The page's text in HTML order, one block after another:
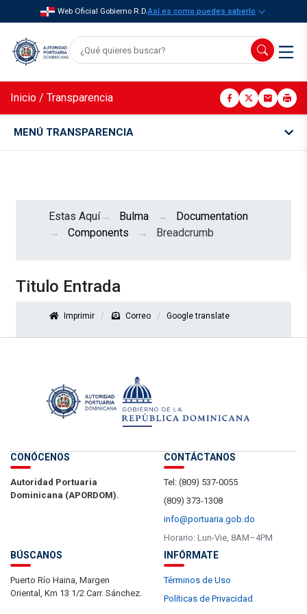
Web Oficial Gobierno R.D.Así es como puedes saberlo
Inicio / Transparencia
MENÚ TRANSPARENCIA
Estas Aquí Bulma
Documentation
Components
Breadcrumb
Titulo Entrada
Imprimir Correo Google translate
CONÓCENOS
Autoridad Portuaria
Dominicana (APORDOM).
CONTÁCTANOS
Tel: (809) 537-0055
(809) 373-1308
info@portuaria.gob.do
Horario: Lun-Vie, 8AM–4PM
BÚSCANOS
Puerto Río Haina, Margen
Oriental, Km 13 1/2 Carr. Sánchez.
INFÓRMATE
Términos de Uso
Políticas de Privacidad